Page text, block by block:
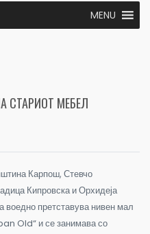
MENU
СТАРИОТ МЕБЕЛ
Карпош, Стевчо
Кипровска и Орхидеја
воедно претставува нивен мал
Old“ и се занимава со